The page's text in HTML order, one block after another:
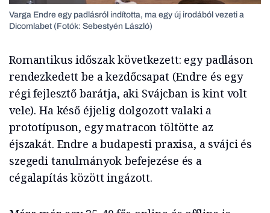
Varga Endre egy padlásról indította, ma egy új irodából vezeti a
Dicomlabet (Fotók: Sebestyén László)
Romantikus időszak következett: egy padláson
rendezkedett be a kezdőcsapat (Endre és egy
régi fejlesztő barátja, aki Svájcban is kint volt
vele). Ha késő éjjelig dolgozott valaki a
prototípuson, egy matracon töltötte az
éjszakát. Endre a budapesti praxisa, a svájci és
szegedi tanulmányok befejezése és a
cégalapítás között ingázott.